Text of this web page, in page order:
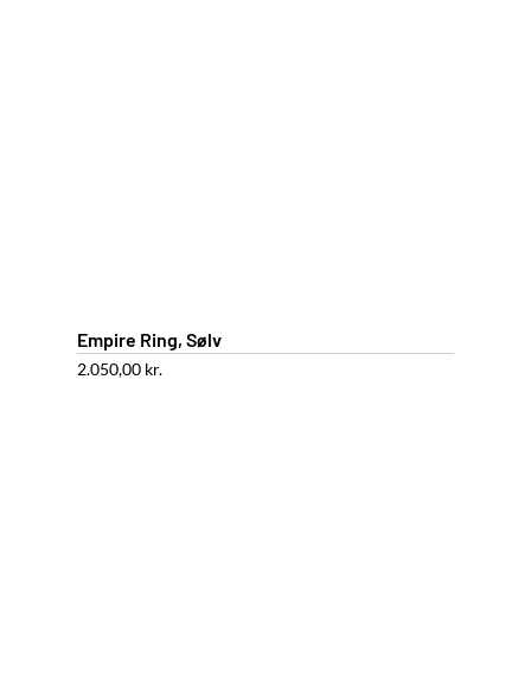
Empire Ring, Sølv
2.050,00 kr.